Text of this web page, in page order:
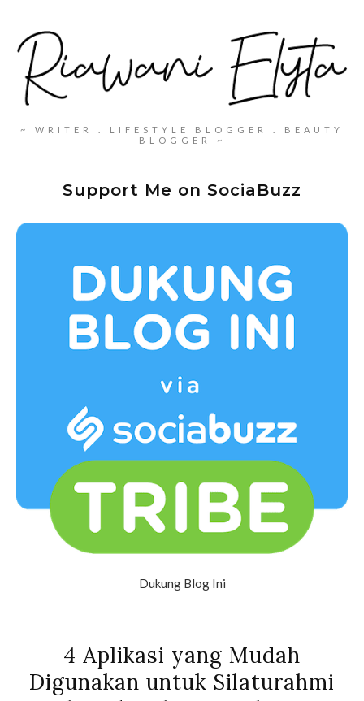
~ WRITER . LIFESTYLE BLOGGER . BEAUTY
BLOGGER ~
Support Me on SociaBuzz
Dukung Blog Ini
4 Aplikasi yang Mudah
Digunakan untuk Silaturahmi